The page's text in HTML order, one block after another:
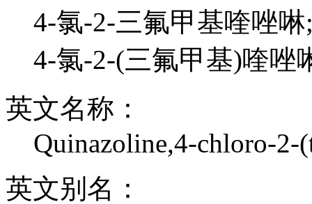
4-氯-2-三氟甲基喹唑啉
4-氯-2-(三氟甲基)喹唑
英文名称：
Quinazoline,4-chloro-
英文别名：